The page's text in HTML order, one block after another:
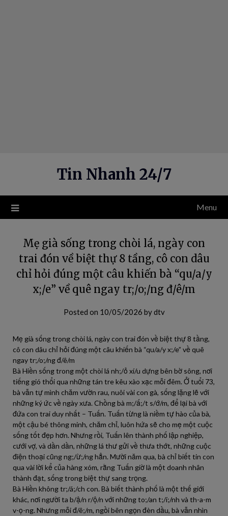
Tin Nhanh 24/7
Menu
Mẹ già sống trong chòi lá, ngày con
trai đón về biệt thự 8 tầng, cô con dâu
chỉ hỏi đúng một câu khiến bà “qu/a/y
x;/e” về quê ngay tr;/o;/ng đ/ê/m
Posted on 10/05/2026 bydtv
Mẹ già sống trong chòi lá, ngày con trai đón về biệt thự 8 tầng,
cô con dâu chỉ hỏi đúng một câu khiến bà “qu/a/y x;/e” về quê
ngay tr;/o;/ng đ/ê/m
Bà Hiền sống trong một chòi lá nh;/ỏ xí/u dựng bên bờ sông, nơi
tiếng gió thổi qua những tán tre kêu xào xạc mỗi đêm. Ở tuổi 73,
bà vẫn tự mình chăm vườn rau, nuôi vài con gà, sống lặng lẽ với
những ký ức về ngày xưa. Chồng bà m;/ấ;/t s/ớ/m, để lại bà với
đứa con trai duy nhất – Tuấn. Tuấn từng là niềm tự hào của bà,
một cậu bé thông minh, chăm chỉ, luôn hứa sẽ cho mẹ một cuộc
sống tốt đẹp hơn. Nhưng rồi, Tuấn lên thành phố lập nghiệp,
cưới vợ, và dần dần, những lá thư gửi về thưa thớt, những cuộc
điện thoại cũng ng;/ừ;/ng hẳn. Mười năm qua, bà chỉ biết tin con
qua vài lời kể của hàng xóm, rằng Tuấn giờ là một doanh nhân
thành đạt, sống trong biệt thự sang trọng.
Bà Hiền không tr;/á;/ch con. Bà biết thành phố là một thế giới
khác, nơi người ta b/ậ/n r/ộ/n với những to;/an t;/í;/nh và th-a-m
v-ọ-ng. Nhưng mỗi đ/ê;/m, ngồi bên ngọn đèn dầu, bà vẫn nhìn